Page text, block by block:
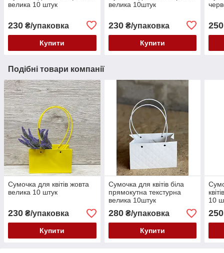
велика 10 штук
230 ₴/упаковка
Купити
велика 10штук
230₴/упаковка
Купити
250
Подібні товари компанії
Сумочка для квітів жовта
велика 10 штук
230 ₴/упаковка
Купити
Сумочка для квітів біла
прямокутна текстурна
велика 10штук
280₴/упаковка
Купити
10
250